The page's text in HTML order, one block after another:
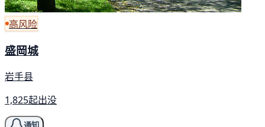
高风险
盛岡城
岩手县
1,825起出没